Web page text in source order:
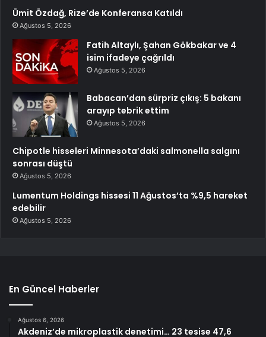
Ümit Özdağ, Rize’de Konferansa Katıldı
Ağustos 5, 2026
Fatih Altaylı, Şahan Gökbakar ve 4
isim ifadeye çağrıldı
Ağustos 5, 2026
Babacan’dan sürpriz çıkış: 5 bakanı
arayıp tebrik ettim
Ağustos 5, 2026
Chipotle hisseleri Minnesota’daki salmonella salgını
sonrası düştü
Ağustos 5, 2026
Lumentum Holdings hissesi 11 Ağustos’ta %9,5 hareket
edebilir
Ağustos 5, 2026
En Güncel Haberler
Ağustos 6, 2026
Akdeniz’de mikroplastik denetimi… 23 tesise 47,6